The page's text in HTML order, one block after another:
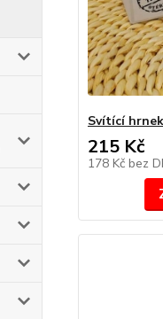
Svítící
215 Kč
178 Kč bez